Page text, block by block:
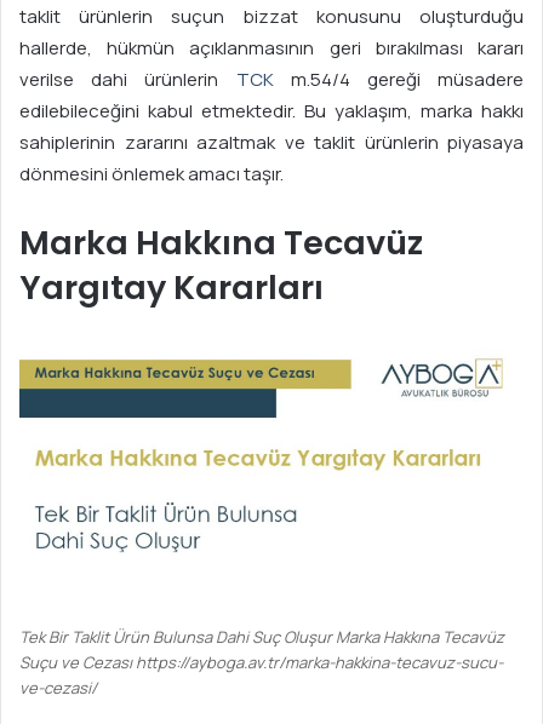
taklit ürünlerin suçun bizzat konusunu oluşturduğu
hallerde, hükmün açıklanmasının geri bırakılması kararı
verilse dahi ürünlerin TCKm.54/4 gereği müsadere
edilebileceğini kabul etmektedir. Bu yaklaşım, marka hakkı
sahiplerinin zararını azaltmak ve taklit ürünlerin piyasaya
dönmesini önlemek amacı taşır.
Marka Hakkına Tecavüz
Yargıtay Kararları
Tek Bir Taklit Ürün Bulunsa Dahi Suç Oluşur Marka Hakkına Tecavüz
Suçu ve Cezası https://ayboga.av.tr/marka-hakkina-tecavuz-sucu-
ve-cezasi/